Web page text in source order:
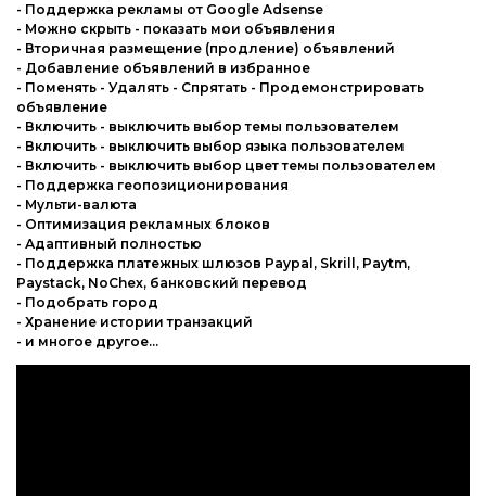
- Поддержка рекламы от Google Adsense
- Можно скрыть - показать мои объявления
- Вторичная размещение (продление) объявлений
- Добавление объявлений в избранное
- Поменять - Удалять - Спрятать - Продемонстрировать
объявление
- Включить - выключить выбор темы пользователем
- Включить - выключить выбор языка пользователем
- Включить - выключить выбор цвет темы пользователем
- Поддержка геопозиционирования
- Мульти-валюта
- Оптимизация рекламных блоков
- Адаптивный полностью
- Поддержка платежных шлюзов Paypal, Skrill, Paytm,
Paystack, NoChex, банковский перевод
- Подобрать город
- Хранение истории транзакций
- и многое другое...